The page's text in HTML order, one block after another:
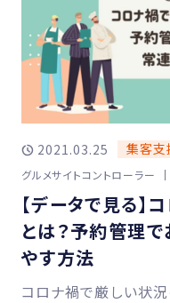
2021.03.25 集客支
グルメサイトコントローラー
【データで見る】
とは？予約管理
やす方法
コロナ禍で厳しい状